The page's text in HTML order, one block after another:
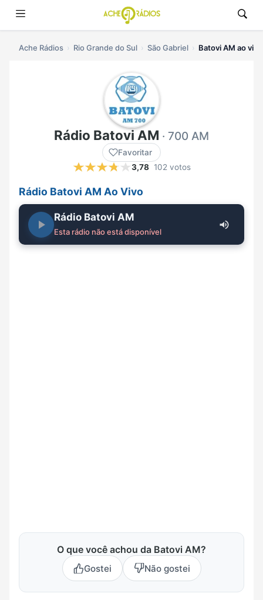
Ache Rádios Rio Grande do Sul São Gabriel Batovi AM ao vivo
Rádio Batovi AM · 700 AM
Favoritar
3,78 102 votos
Rádio Batovi AM Ao Vivo
Rádio Batovi AM
Esta rádio não está disponível
O que você achou da Batovi AM?
Gostei Não gostei